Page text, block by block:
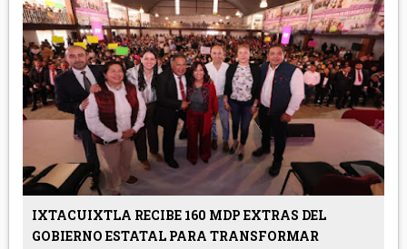
IXTACUIXTLA RECIBE 160 MDP EXTRAS DEL
GOBIERNO ESTATAL PARA TRANSFORMAR